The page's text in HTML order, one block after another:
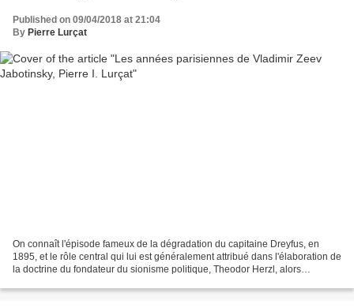
Published on 09/04/2018 at 21:04
By Pierre Lurçat
On connaît l'épisode fameux de la dégradation du capitaine Dreyfus, en
1895, et le rôle central qui lui est généralement attribué dans l'élaboration de
la doctrine du fondateur du sionisme politique, Theodor Herzl, alors